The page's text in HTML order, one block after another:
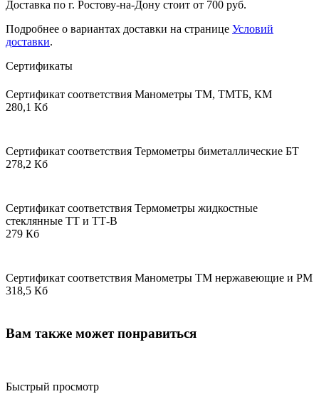
Доставка по г. Ростову-на-Дону стоит от 700 руб.
Подробнее о вариантах доставки на странице Условий
доставки.
Сертификаты
Сертификат соответствия Манометры ТМ, ТМТБ, КМ
280,1 Кб
Сертификат соответствия Термометры биметаллические БТ
278,2 Кб
Сертификат соответствия Термометры жидкостные
стеклянные ТТ и ТТ-В
279 Кб
Сертификат соответствия Манометры ТМ нержавеющие и РМ
318,5 Кб
Вам также может понравиться
Быстрый просмотр